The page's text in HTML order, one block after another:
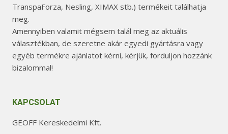
TranspaForza, Nesling, XIMAX stb.) termékeit találhatja
meg.
Amennyiben valamit mégsem talál meg az aktuális
választékban, de szeretne akár egyedi gyártásra vagy
egyéb termékre ajánlatot kérni, kérjük, forduljon hozzánk
bizalommal!
KAPCSOLAT
GEOFF Kereskedelmi Kft.